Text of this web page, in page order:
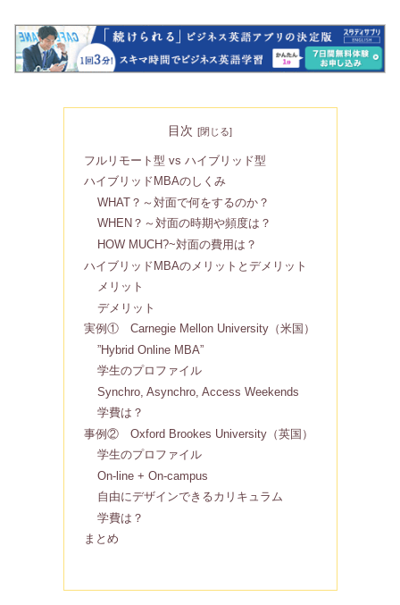
目次
フルリモート型 vs ハイブリッド型
ハイブリッドMBAのしくみ
WHAT？～対面で何をするのか？
WHEN？～対面の時期や頻度は？
HOW MUCH?~対面の費用は？
ハイブリッドMBAのメリットとデメリット
メリット
デメリット
実例① Carnegie Mellon University（米国）
”Hybrid Online MBA”
学生のプロファイル
Synchro, Asynchro, Access Weekends
学費は？
事例② Oxford Brookes University（英国）
学生のプロファイル
On-line + On-campus
自由にデザインできるカリキュラム
学費は？
まとめ